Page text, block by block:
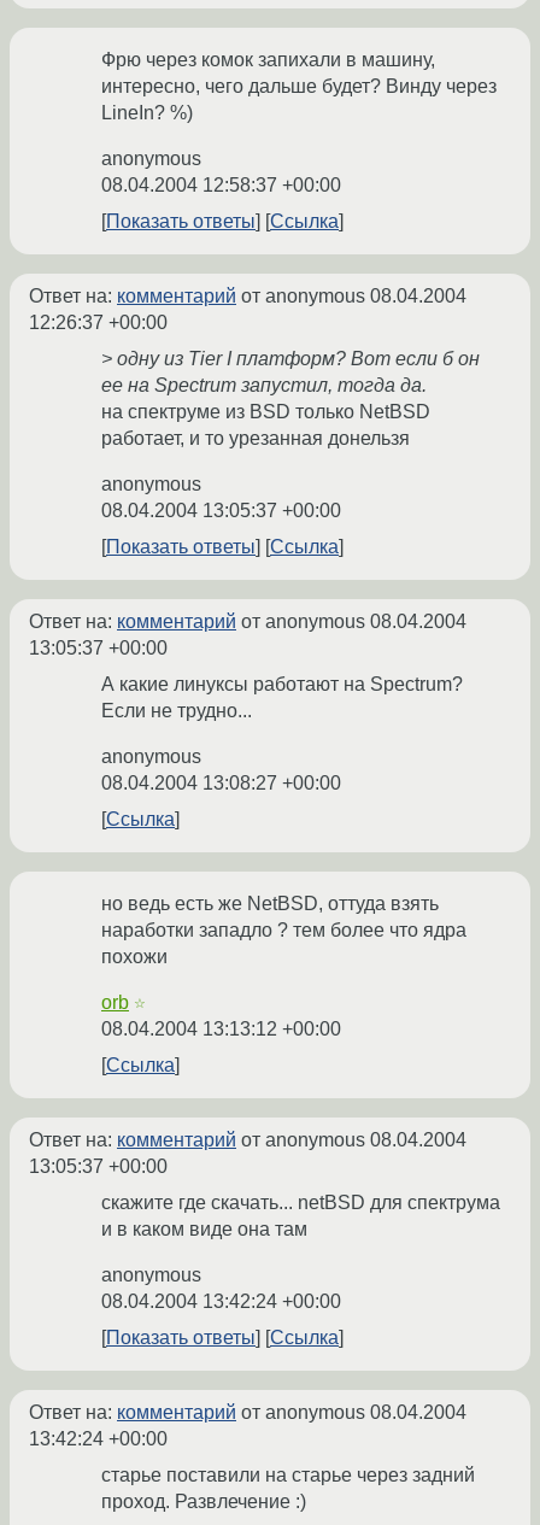
Фрю через комок запихали в машину,
интересно, чего дальше будет? Винду через
LineIn? %)
anonymous
08.04.2004 12:58:37 +00:00
Показать ответы
Ссылка
Ответ на: комментарий от anonymous 08.04.2004
12:26:37 +00:00
> одну из Tier I платформ? Вот если б он
ее на Spectrum запустил, тогда да.
на спектруме из BSD только NetBSD
работает, и то урезанная донельзя
anonymous
08.04.2004 13:05:37 +00:00
Показать ответы
Ссылка
Ответ на: комментарий от anonymous 08.04.2004
13:05:37 +00:00
А какие линуксы работают на Spectrum?
Если не трудно...
anonymous
08.04.2004 13:08:27 +00:00
Ссылка
но ведь есть же NetBSD, оттуда взять
наработки западло ? тем более что ядра
похожи
orb ☆
08.04.2004 13:13:12 +00:00
Ссылка
Ответ на: комментарий от anonymous 08.04.2004
13:05:37 +00:00
скажите где скачать... netBSD для спектрума
и в каком виде она там
anonymous
08.04.2004 13:42:24 +00:00
Показать ответы
Ссылка
Ответ на: комментарий от anonymous 08.04.2004
13:42:24 +00:00
старье поставили на старье через задний
проход. Развлечение :)